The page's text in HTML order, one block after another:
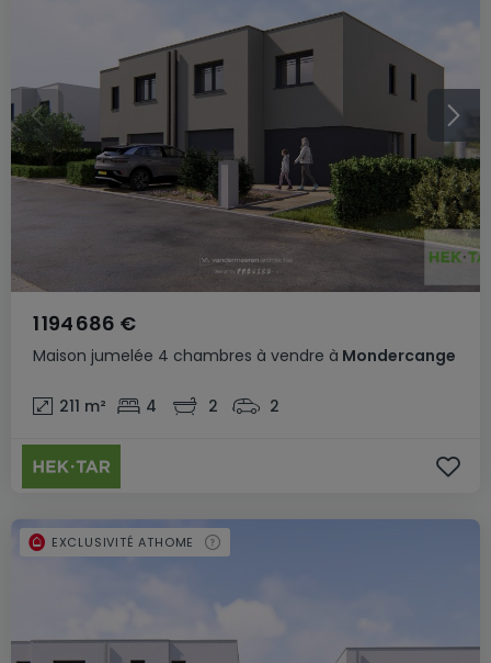
Maison jumelée 4 chambres à vendre à Mondercange
1 194 686 €
211 m² 4 2 2
EXCLUSIVITÉ ATHOME